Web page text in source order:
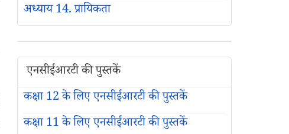
अध्याय 14. प्रायिकता
एनसीईआरटी की पुस्तकें
कक्षा 12 के लिए एनसीईआरटी की पुस्तकें
कक्षा 11 के लिए एनसीईआरटी की पुस्तकें